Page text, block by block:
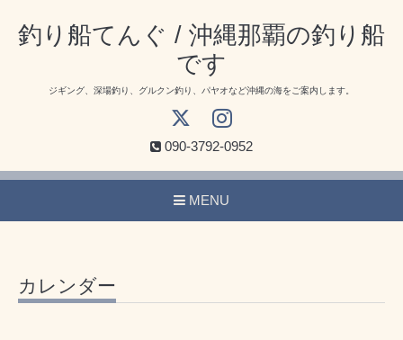
釣り船てんぐ / 沖縄那覇の釣り船
です
ジギング、深場釣り、グルクン釣り、パヤオなど沖縄の海をご案内します。
090-3792-0952
MENU
カレンダー